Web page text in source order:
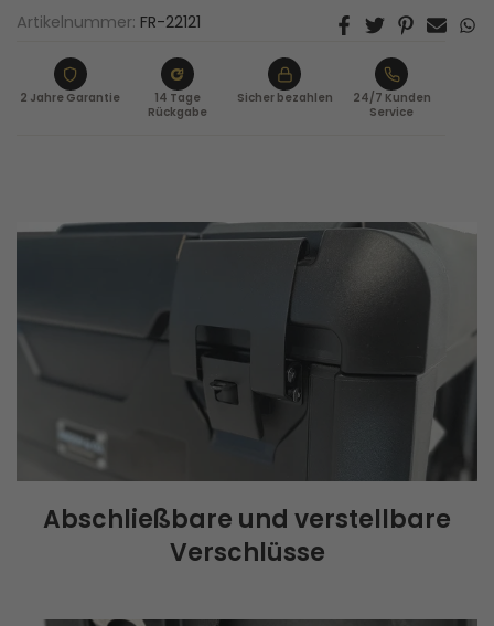
1080 x 323 x 216 mm
Artikelnummer: FR-22121
2 Jahre Garantie
14 Tage
Rückgabe
Sicher bezahlen
24/7 Kunden
Service
Abschließbare und verstellbare
Verschlüsse